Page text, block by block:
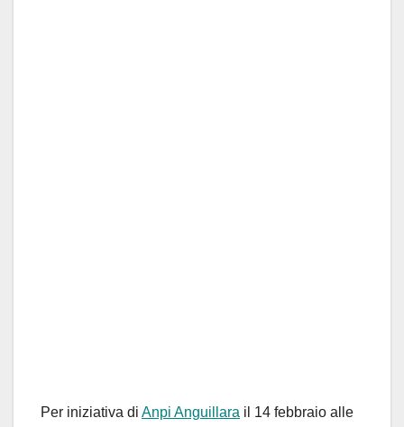
Per iniziativa di Anpi Anguillara il 14 febbraio alle